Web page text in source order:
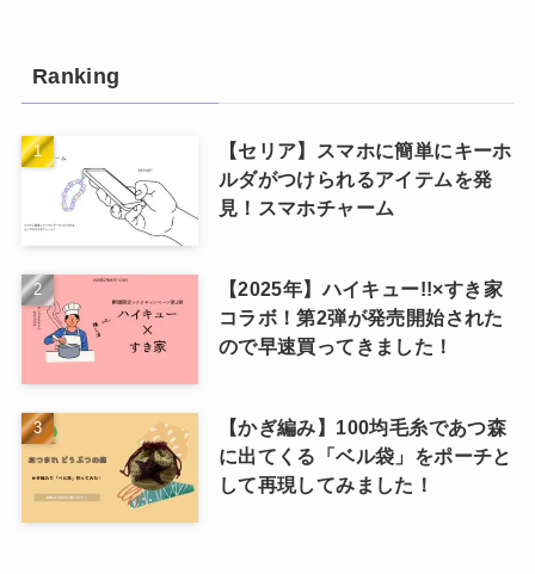
Ranking
【セリア】スマホに簡単にキーホ
ルダがつけられるアイテムを発
見！スマホチャーム
【2025年】ハイキュー!!×すき家
コラボ！第2弾が発売開始された
ので早速買ってきました！
【かぎ編み】100均毛糸であつ森
に出てくる「ベル袋」をポーチと
して再現してみました！